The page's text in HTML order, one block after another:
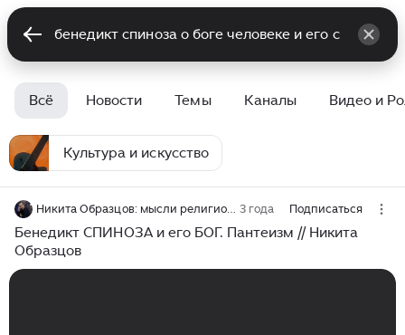
Всё Новости Темы Каналы Видео и
Культура и искусство
Никита Образцов: мысли религиоведа 3 года Подписаться
Бенедикт СПИНОЗА и его БОГ. Пантеизм // Никита
Образцов